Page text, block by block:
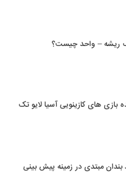
ریشه – واحد چیست؟
بازی های کازینویی آسیا لایو تک
بندان مبتدی در زمینه پیش بینی